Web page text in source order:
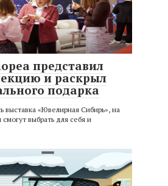
представил
и раскрыл
подарка
выставка «Ювелирная Сибирь», на
выбрать для себя и